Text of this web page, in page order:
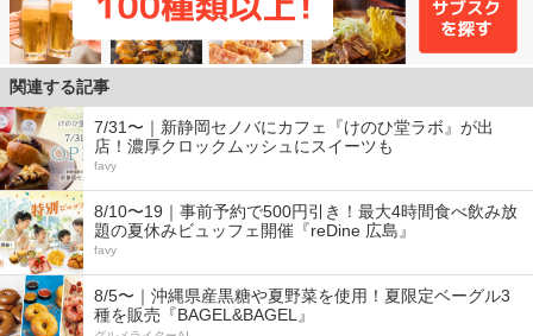
関連する記事
7/31〜｜新静岡セノバにカフェ『けのひ堂ラボ』が出
店！濃厚クロックムッシュにスイーツも
favy
8/10〜19｜事前予約で500円引き！最大4時間食べ飲み放
題の夏休みビュッフェ開催『reDine 広島』
favy
8/5〜｜沖縄県産黒糖や夏野菜を使用！夏限定ベーグル3
種を販売『BAGEL&BAGEL』